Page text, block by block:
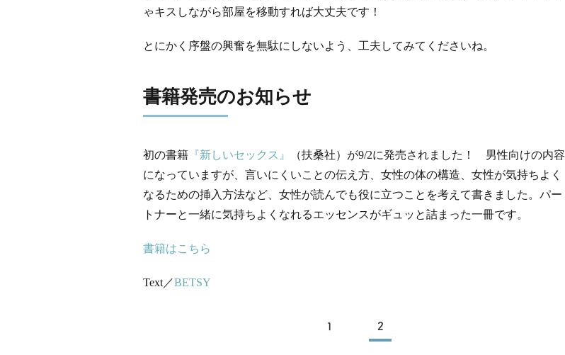
ゃキスしながら部屋を移動すれば大丈夫です！
とにかく序盤の興奮を無駄にしないよう、工夫してみてくださいね。
書籍発売のお知らせ
初の書籍 『新しいセックス』
（扶桑社）が9/2に発売されました！ 男性向けの内容
になっていますが、言いにくいことの伝え方、女性の体の構造、女性が気持ちよく
なるための挿入方法など、女性が読んでも役に立つことを考えて書きました。パー
トナーと一緒に気持ちよくなれるエッセンスがギュッと詰まった一冊です。
書籍はこちら
Text／BETSY
1 2